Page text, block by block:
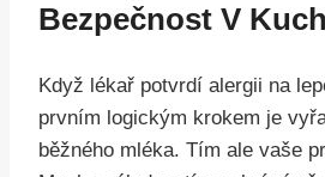
Bezpečnost V
Když lékař potvrdí alergii na
prvním logickým krokem je
běžného mléka. Tím ale vaše